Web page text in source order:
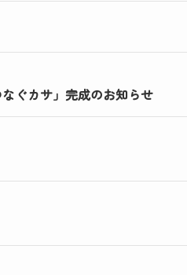
ぐカサ」完成のお知らせ